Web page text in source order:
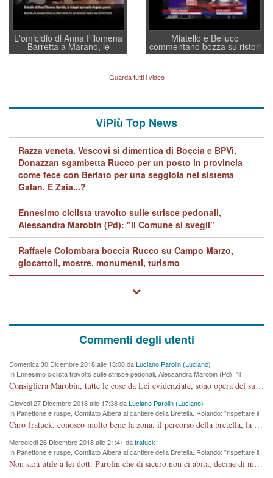
L'omicidio di Anna Filomena
Barretta a Marano, le
indagini dei carabinieri di
quelle di... Barbara D'Urso
Miatello e Belluco
commentano bozza su ristori
BPVi e Veneto Banca
Guarda tutti i video
ViPiù Top News
Razza veneta. Vescovi si dimentica di Boccia e BPVi,
Donazzan sgambetta Rucco per un posto in provincia
come fece con Berlato per una seggiola nel sistema
Galan. E Zaia...?
Ennesimo ciclista travolto sulle strisce pedonali,
Alessandra Marobin (Pd): "il Comune si svegli"
Raffaele Colombara boccia Rucco su Campo Marzo,
giocattoli, mostre, monumenti, turismo
Commenti degli utenti
Domenica 30 Dicembre 2018 alle 13:00 daLuciano Parolin (Luciano)
In Ennesimo ciclista travolto sulle strisce pedonali, Alessandra Marobin (Pd): "il
Comune si svegli"
Consigliera Marobin, tutte le cose da Lei evidenziate, sono opera del suo ex Assessore e compagno di Partito Antonio Marco Dalla Pozza Assessore alla "progettazione" di piste ciclabili e altre porcherie. A lui manderei il conto da saldare per incidenti e danni alle persone. E' ora che "finiamola." Avete perso rassegnatevi. qui IL SINDACO RUCCO NON C'ENTRA PER NIENTE. CAPITO!!!!!!!! Amen.
Giovedi 27 Dicembre 2018 alle 17:38 daLuciano Parolin (Luciano)
In Panettone e ruspe, Comitato Albera al cantiere della Bretella. Rolando: "rispettare il
cronoprogramma"
Caro fratuck, conosco molto bene la zona, il percorso della bretella, la situazione dei cittadini, abito in Viale Trento. A partire dal 2003 ho partecipato al Comitato di Maddalene pro bretella, e a riunioni propositive per apportare modifiche al progetto. Numerose mie foto del territorio sono arrivate a Roma, altri miei interventi (non graditi dalla Sx) sono stati pubblicati dal GdV, assieme ad altri come Ciro Asproso, ora favorevole alla bretella. Ho partecipato alla raccolta firme per la chiusura della strada x 5 giorni eseguita dal Sindaco Hullwech per sforamento 180 Micro/g. Pertanto come impegno per la tematica sono apposto con la coscienza. Ora il Progetto è partito, fine! Voglio dire che la nuova Giunta "comunale" non c'entra più. L'opera sarà "malauguratamente" eseguita, ma non con il mio placet. Il Consigliere Comunale dovrebbe capire che la campagna elettorale è finita, con buona pace di tutti. Quello che invece dovrebbe interessare è la proprietà della strada, dall'uscita autostradale Ovest, sino alla Rotatoria dell'Albara, vi sono tre possessori: Autostrade SpA; La Provincia, il Comune. Come la mettiamo per il futuro ? I costi, da 50 sono saliti a 100 milioni di € come dire 20 milioni a KM (!) da non credere. Comunque si farà. Ma nessuno canti Vittoria, anzi meglio non farne un ulteriore fatto "partitico" per questioni elettorali o di seggio. Se mi manda la sua mail, sono disponibile ad inviare i documenti e le foto sopra descritte. Con ossequi, Luciano Parolin
Mercoledi 26 Dicembre 2018 alle 21:41 dafratuck
In Panettone e ruspe, Comitato Albera al cantiere della Bretella. Rolando: "rispettare il
cronoprogramma"
Non sarà utile a lei dott. Parolin che di sicuro non ci abita, decine di migliaia di TIR, automobili e padroncini che passano quotidianamente per una strada appena rotabile, non è più possibile stendere i panni, attraversare la strada senza rischiare la morte, le case stanno crepando, i tempi sono cambiati e la bretella non passerà assolutamente per maddalene (ma cosa sta a dire?!), dia invece responsabilità a chi ha costruito tagliando la strada che doveva invece terminare a isola vicentina e non al moracchino lasciando Motta di Costabissara ancora in panne di traffico. I tempi sono cambiati dottore e se l'anagrafe della vita stagna nell'essere umano impressioni conservatrici, la società non le considera perchè va avanti, si industrializza e ha bisogno di infrastrutture e di sviluppo. Ultima considerazione, se è geloso di Rolando perchè vede in lui solo campagne politiche mentre si difendono i SOLI diritti dei cittadini, la preghiamo faccia considerazioni più appropriate. Saluti e complimenti per i suoi scritti.